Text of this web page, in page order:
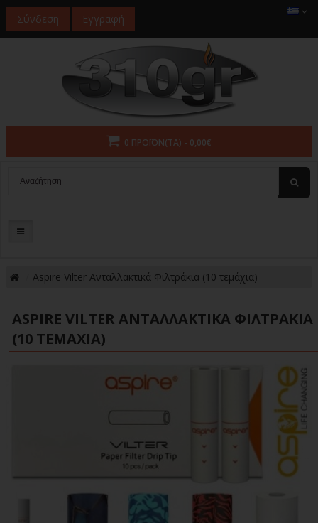
Σύνδεση Εγγραφή
0 ΠΡΟΪΌΝ(ΤΑ) - 0,00€
Aspire Vilter Ανταλλακτικά Φιλτράκια (10 τεμάχια)
ASPIRE VILTER ΑΝΤΑΛΛΑΚΤΙΚΆ ΦΙΛΤΡΆΚΙΑ
(10 ΤΕΜΆΧΙΑ)